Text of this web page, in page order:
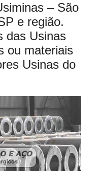
– São
e região.
das Usinas
ou materiais
Usinas do